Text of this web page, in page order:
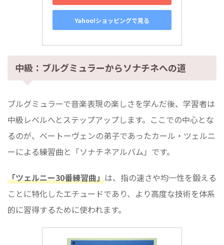
Yahoo!ショッピングで見る
中級：ブルグミュラーからソナチネへの道
ブルグミュラーで音楽表現の楽しさを学んだ後、学習者は
中級レベルへとステップアップします。ここでの中心とな
るのが、ベートーヴェンの弟子であったカール・ツェルニ
ーによる練習曲と「ソナチネアルバム」です。
「ツェルニー30番練習曲」は、指の速さや均一性を鍛える
ことに特化したエチュードであり、より高度な技術を体系
的に習得するために使われます。